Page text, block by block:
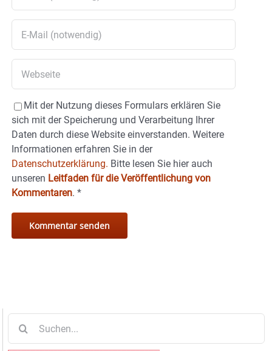
Mit der Nutzung dieses Formulars erklären Sie
sich mit der Speicherung und Verarbeitung Ihrer
Daten durch diese Website einverstanden. Weitere
Informationen erfahren Sie in der
Datenschutzerklärung. Bitte lesen Sie hier auch
unseren Leitfaden für die Veröffentlichung von
Kommentaren. *
nach: